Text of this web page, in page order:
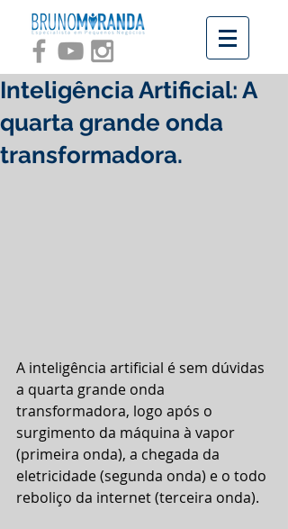
Inteligência Artificial: A
quarta grande onda
transformadora.
A inteligência artificial é sem dúvidas
a quarta grande onda
transformadora, logo após o
surgimento da máquina à vapor
(primeira onda), a chegada da
eletricidade (segunda onda) e o todo
reboliço da internet (terceira onda).